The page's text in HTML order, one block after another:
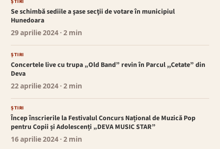
ȘTIRI
Se schimbă sediile a şase secţii de votare în municipiul
Hunedoara
29 aprilie 2024 · 2 min
ȘTIRI
Concertele live cu trupa „Old Band” revin în Parcul ,,Cetate” din
Deva
22 aprilie 2024 · 2 min
ȘTIRI
Încep înscrierile la Festivalul Concurs Național de Muzică Pop
pentru Copii și Adolescenți „DEVA MUSIC STAR”
16 aprilie 2024 · 2 min